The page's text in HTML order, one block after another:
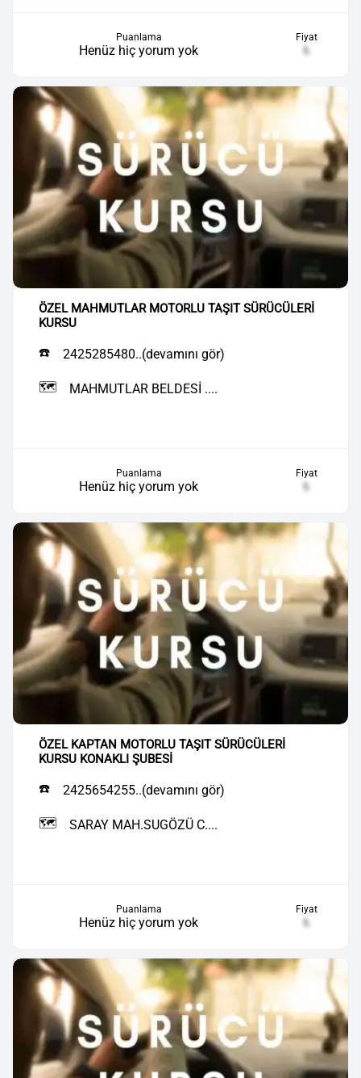
Puanlama
Henüz hiç yorum yok
Fiyat
₺
ÖZEL MAHMUTLAR MOTORLU TAŞIT SÜRÜCÜLERİ
KURSU
☎️ 2425285480..(devamını gör)
🗺️ MAHMUTLAR BELDESİ ....
Puanlama
Henüz hiç yorum yok
Fiyat
₺
ÖZEL KAPTAN MOTORLU TAŞIT SÜRÜCÜLERİ
KURSU KONAKLI ŞUBESİ
☎️ 2425654255..(devamını gör)
🗺️ SARAY MAH.SUGÖZÜ C....
Puanlama
Henüz hiç yorum yok
Fiyat
₺